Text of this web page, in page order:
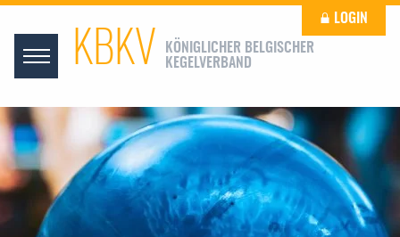
KBKV
KÖNIGLICHER BELGISCHER
KEGELVERBAND
LOGIN